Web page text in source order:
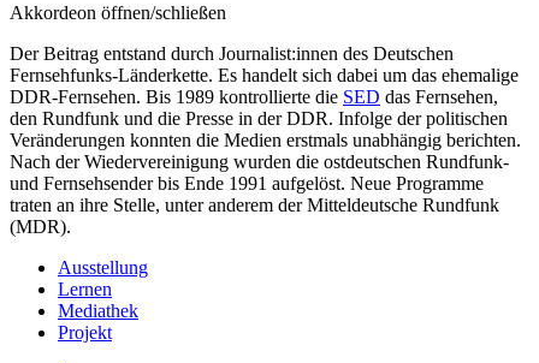
Akkordeon öffnen/schließen
Der Beitrag entstand durch Journalist:innen des Deutschen
Fernsehfunks-Länderkette. Es handelt sich dabei um das ehemalige
DDR-Fernsehen. Bis 1989 kontrollierte die SED das Fernsehen,
den Rundfunk und die Presse in der DDR. Infolge der politischen
Veränderungen konnten die Medien erstmals unabhängig berichten.
Nach der Wiedervereinigung wurden die ostdeutschen Rundfunk-
und Fernsehsender bis Ende 1991 aufgelöst. Neue Programme
traten an ihre Stelle, unter anderem der Mitteldeutsche Rundfunk
(MDR).
Ausstellung
Lernen
Mediathek
Projekt